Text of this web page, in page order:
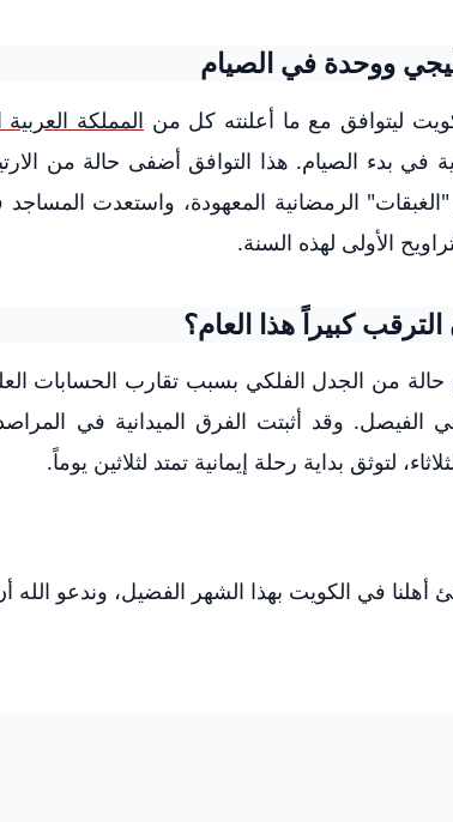
ووحدة في الصيام
ليتوافق مع ما أعلنته كل من المملكة
في بدء الصيام. هذا التوافق أضفى حالة من
"الغبقات" الرمضانية المعهودة، واستعدت
الأولى لهذه السنة.
الترقب كبيراً هذا العام؟
حالة من الجدل الفلكي بسبب تقارب الحسابات
الفيصل. وقد أثبتت الفرق الميدانية في
لتوثق بداية رحلة إيمانية تمتد لثلاثين يوماً.
أهلنا في الكويت بهذا الشهر الفضيل، وندعو